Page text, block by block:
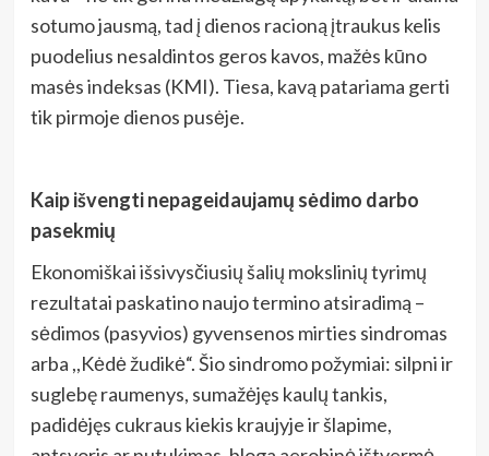
sotumo jausmą, tad į dienos racioną įtraukus kelis
puodelius nesaldintos geros kavos, mažės kūno
masės indeksas (KMI). Tiesa, kavą patariama gerti
tik pirmoje dienos pusėje.
Kaip išvengti nepageidaujamų sėdimo darbo
pasekmių
Ekonomiškai išsivysčiusių šalių mokslinių tyrimų
rezultatai paskatino naujo termino atsiradimą –
sėdimos (pasyvios) gyvensenos mirties sindromas
arba ,,Kėdė žudikė“. Šio sindromo požymiai: silpni ir
suglebę raumenys, sumažėjęs kaulų tankis,
padidėjęs cukraus kiekis kraujyje ir šlapime,